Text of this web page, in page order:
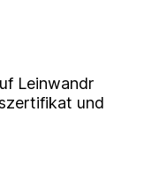
Leinwandr
und